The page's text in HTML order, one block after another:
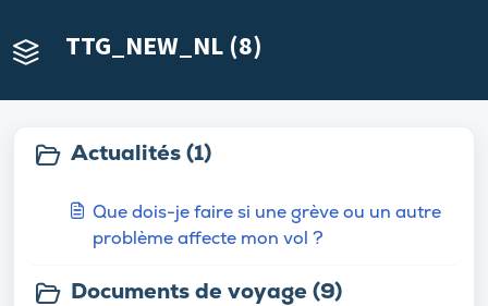
TTG_NEW_NL (8)
Actualités (1)
Que dois-je faire si une grève ou un autre
problème affecte mon vol ?
Documents de voyage (9)